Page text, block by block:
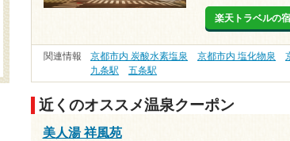
楽天トラベルの
関連情報 京都市内 炭酸水素塩泉 京都市内 塩化物泉
九条駅
五条駅
近くのオススメ温泉クーポン
美人湯 祥風苑